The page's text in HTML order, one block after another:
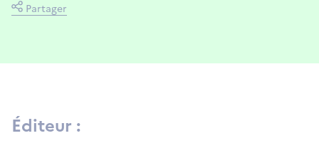
Partager
Éditeur :